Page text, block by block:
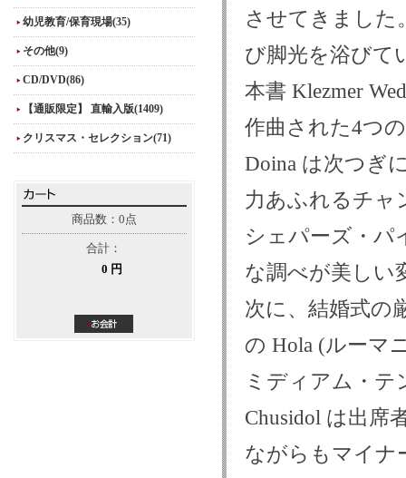
幼児教育/保育現場(35)
その他(9)
CD/DVD(86)
【通販限定】 直輸入版(1409)
クリスマス・セレクション(71)
商品数：0点
合計：
0 円
させてきました
び脚光を浴びて
本書 Klezmer
作曲された4つ
Doina は次つぎ
力あふれるチャ
シェパーズ・パ
な調べが美しい
次に、結婚式の
の Hola (ルーマ
ミディアム・
Chusidol は出席
ながらもマイナ